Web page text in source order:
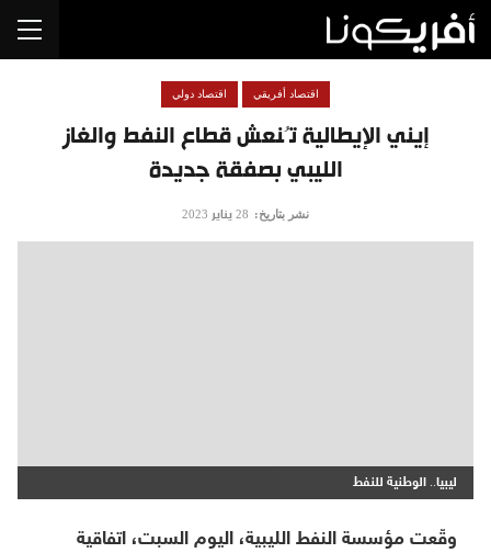
إيني الإيطالية تُنعش قطاع النفط والغاز
الليبي بصفقة جديدة
اقتصاد أفريقي اقتصاد دولي
نشر بتاريخ: 28 يناير 2023
ليبيا.. الوطنية للنفط
وقّعت مؤسسة النفط الليبية، اليوم السبت، اتفاقية